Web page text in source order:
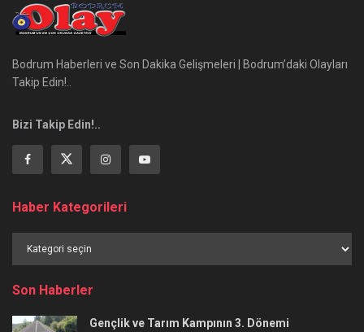
Bodrum Haberleri ve Son Dakika Gelişmeleri | Bodrum’daki Olayları
Takip Edin!..
Bizi Takip Edin!..
Haber Kategorileri
Kategorileri
Son Haberler
Gençlik ve Tarım Kampının 3. Dönemi